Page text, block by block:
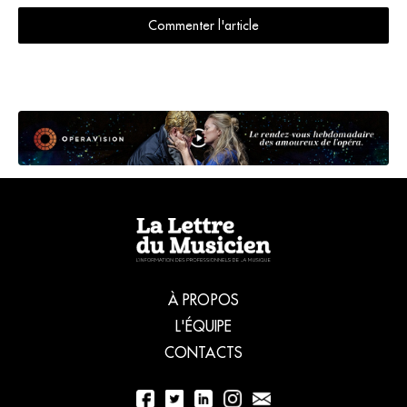
Commenter l'article
À PROPOS
L'ÉQUIPE
CONTACTS